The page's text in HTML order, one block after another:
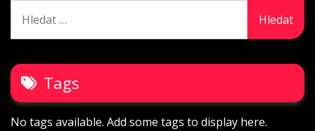
Tags
No tags available. Add some tags to display here.